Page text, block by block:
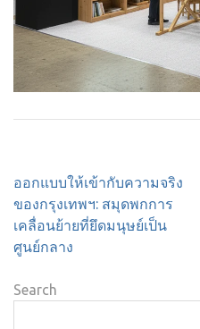
Post
navigation
ออกแบบให้เข้ากับความจริง
ของกรุงเทพฯ: สมุดพกการ
เคลื่อนย้ายที่ยึดมนุษย์เป็น
ศูนย์กลาง
Search